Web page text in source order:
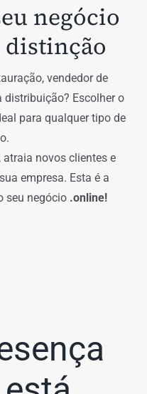
negócio
distinção
vendedor de
Escolher o
para qualquer tipo de
atraia novos clientes e
empresa. Esta é a
seu negócio .online!